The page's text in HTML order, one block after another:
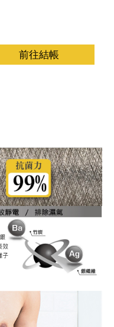
前往結帳